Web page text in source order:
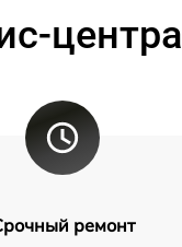
центра
ремонт